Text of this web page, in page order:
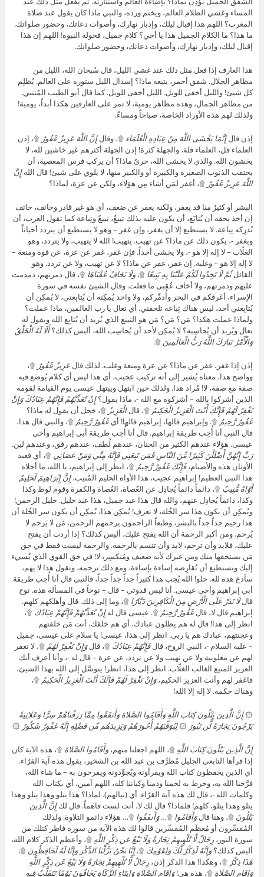
المساء وغشي الظلام العالم، ويختم ورده، والنبي ماذا كان يقول عند صلاة
المغرب؟ اللهم هذا إقبال ليلك، وإدبار نهارك، وأصوات دعاتك، وحضور صلواتك.
ما هذا؟ ما الكلام الجميل هذا يا أخي؟ كلام جميل، فحولة النبوة! اللهم إن هذا
إقبال ليلك، وإدبار نهارك، وأصوات دعاتك، وحضور صلواتك.
هذا العارف إذا فعل مثل ذلك عند غشي الليل، قال سُبحان الله، الليل من
مظاهر الجلال. شفق أحمر، يتبعه ماذا؟ إسدال الليل ستوره على العالم. يُظلِم
كل شيئ! والليل أخفى للويل. الليل أخفى للويل. كما قال أبو الطيب المُتنبي.
من مظاهر الجمال، وهذه مظاهر يومية، لا تمر على العارفين هكذا أبداً، يومية!
ولذلك لهم هذه الأوراد الخاصة، صباحاً ومساءً.
إذن قالإِنَّمَا يَخْشَى اللَّهَ مِنْ عِبَادِهِ الْعُلَمَاء ۩، وقالإِنَّ اللَّهَ عَزِيزٌ غَفُورٌ ۩، إذن
العلماء قل، العلماء قلة، والجهلة كثرة! إذن الجهلة أكثرهم غير خاشين لله، لا
يخشون الله. والذي لا يخشى الله، حريٌ ماذا؟ أن يركب فرس المعصية، أن
يحتقب الذنوب الصغيرة والكبيرة أو والكبير منها، لا يلوي على شيئ! قال اللهإِنَّ
اللَّهَ عَزِيزٌ غَفُورٌ ۩، أغفر لمَن أشاء مِن هؤلاء، ولكن عن عزة، لماذا؟
البشر أو كثيرٌ منا قد يغفر، ولكنه يغفر عن ضعف، أي هو غير قادر وخائف، خائف
إن أخذ بحقه أن يُتابَع، أن يكون عليه بذلك تبيعٌ، تبيعٌ وتِباعة كما تقول العرب، أن
تُدرِكه تِباعة. لا يستطيع إلا أن يغفر، وإن غفر – وهو لا يستطيع أن يتردد أحياناً
ويغفر -، يكون ذلك عن ماذا؟ عن تهيب. يتهيب! الله لا يتهيب، ولا يتردد، وهو
الغلّاب – لا إله إلا هو -، ولا يخشى أحداً. فإن غفر، غفر عن عزة، عن قوة ومنعة –
لا إله إلا هو – وغلبة. إن غفر، غفر عن ماذا؟ لا عن تهيب، ولا عن تردد. وهو
القائلثُمَّ لَا تَجِدُوا لَكُمْ عَلَيْنَا بِهِ تَبِيعًا ۩،وَلَا يَخَافُ عُقْبَاهَا ۩، قال دمرتهم، دمدمت
عليهم ودمرتهم، ولا أخاف عُقبى ما فعلت. وقال الشيئ نفسه في سورة
الإسراء، أغرقكم في البحر وأُدمِّركم، ولا واحد يُمكِنه أن يُتابِعني، لا يُمكِن أن
يُتابِعني أحد، ليس هناك تِباعة تلحقني. أي تعال يا رب العالمين، ماذا عملت؟
ولماذا عملت هكذا؟ مَن؟ مَن؟ مَن هو التبيع الذي يُريد أن يُتابِع الله ويقول له
تعال ويُريد أن يُحاسِبه؟ لا يُمكِن لأحد أن يُحاسِب الله، أليس كذلك؟أَلَا لَهُ الْخَلْقُ
وَالْأَمْرُ تَبَارَكَ اللَّهُ رَبُّ الْعَالَمِينَ ۩.
إذن إذا غفر، غفر عن ماذا؟ عن عزة ومنعة وغلب. لذلك قال عَزِيزٌ غَفُورٌ ۩،
وواضح هذا، معناه يُشير إلى أنه تركيب عجيب، أي هذا ليس أي كلام يُوضَع فيه
صفة مع صفة، لا! مُراد هذا. ولذلك حين ابتهل ويبتهل عيسى يوم القيامة لقومه
الذين أشركوا بالله – أشركوه مع الله -، ماذا يقول؟إِنْ تُعَذِّبْهُمْ فَإِنَّهُمْ عِبَادُكَ وَإِنْ
تَغْفِرْ لَهُمْ فَإِنَّكَ أَنْتَ الْعَزِيزُ الْحَكِيمُ ۩، قالالْعَزِيزُ ۩، خجل أن يقول له ماذا؟
غَفُورٌ رَّحِيمٌ ۩. وإبراهيم قالها، إبراهيم قالها! أيغَفُورٌ رَّحِيمٌ ۩، والنبي قال هذا،
قال النبي أنا أُحِب طريقة إبراهيم. قال أنا أُحِب طريقة أبي إبراهيم وأخي
عيسى. هؤلاء عندهم الكثير من الحنان، عندهم لُطف، عندهم رفق، وعندهم لين.
رَبِّ إِنَّهُنَّ أَضْلَلْنَ كَثِيرًا مِّنَ النَّاسِ فَمَن تَبِعَنِي فَإِنَّهُ مِنِّي وَمَنْ عَصَانِي ۩، أي فعبد
الأوثان هذه والأصنام،فَإِنَّكَ غَفُورٌ رَّحِيمٌ ۩، انظر إلى إبراهيم، يا الله، ما أحلاه
هذا النبي العظيم! إبراهيم عجيب، هذا الأواه الحليم المُنيب،إِنَّ إِبْرَاهِيمَ لَحَلِيمٌ
أَوَّاهٌ مُّنِيبٌ ۩، دائماً دائماً يُجادِل عن العُصاة، العُصاة والكفرة وقوم لوط وكذا
وكذا، دائماً يُجادِل عنهم، والله قال هذا عبد جميل، هذا عبد خليل. خليل الرحمن!
ويُمكِن أن يكون هذا سر الخُلة، لا تعرف! يُمكِن هذا، يُمكِن أن يكون سر الخُلة أن
هذا رحيم جداً جداً بالبشر، وطبعاً الراحمون يرحمهم الرحمن، مَن لا يَرحم لا
يُرحم. ومن أكبر الرحمة أن الله يفتح عليك، أليس كذلك؟ إذا أردت أن يفتح
عليك، فلابد وأن ترحم، لابد وأن تتسم بالرحمة. والرحمة ليست فقط في حق
مَن يستحقها منك ومن غيرك لأنه ضعيف ومُنكسِر، لا! في حق القوي الذي يُسيء
إليك وتستطيع أن تُقارِضه إساءة بإساءة، ومع ذلك ترحمه، وتقول هذا لا يهم،
سأدع هذه لله. حلو! الله يُحِب هذا كثيراً جداً جداً جداً، فالنبي قال أنا أُحِب طريقة
أبي إبراهيم وأخي عيسى. أنا ليس قدوتي – قال – نوحاً في المسألة هذه. نوح
قاللَا تَذَرْ عَلَى الْأَرْضِ مِنَ الْكَافِرِينَ دَيَّارًا ۩، وما إلى ذلك. قال وأهلكهم كلهم.
إبراهيم قال لا، قالغَفُورٌ رَّحِيمٌ ۩. عيسى قال لهإِنْ تُعَذِّبْهُمْ فَإِنَّهُمْ عِبَادُكَ ۩،
انظر إلى هذا! قال له هم يظلون عبادك، أي هم خلقك، أنت مَن خلقتهم
وعجنتهم، عبادك هم يا ربي. انظر إلى هذا، عيسى! يا سلام على عيسى، جميل
– عليه السلام -، النبي الروح، قالفَإِنَّهُمْ عِبَادُكَ ۩، قالوَإِنْ تَغْفِرْ لَهُمْ ۩، لا تغفر
لهم عن مغلوبية ولا عن تهيب ولا عن تردد، عن عزة – قال له -، وأنا أعرف أنك
العزيز المنيع الغالب الغلّاب. انظر إلى هذا، انظر! يتوسَّل إلى الله بهذا الشيئ،
فاغفر لهم وأنت العزيز الحكيم،وَإِنْ تَغْفِرْ لَهُمْ فَإِنَّكَ أَنْتَ الْعَزِيزُ الْحَكِيمُ ۩،
وهناك حكمة. لا إله إلا الله!
۞إِنَّ الَّذِينَ يَتْلُونَ كِتَابَ اللَّهِ وَأَقَامُوا الصَّلاةَ وَأَنفَقُوا مِمَّا رَزَقْنَاهُمْ سِرًّا وَعَلانِيَةً
يَرْجُونَ تِجَارَةً لَّن تَبُورَ ۞لِيُوَفِّيَهُمْ أُجُورَهُمْ وَيَزِيدَهُم مِّن فَضْلِهِ إِنَّهُ غَفُورٌ شَكُورٌ ۞
إِنَّ الَّذِينَ يَتْلُونَ كِتَابَ اللَّهِ ۩، اللهم اجعلنا منهم،وَأَقَامُوا الصَّلاةَ ۩، هذه الآية كان
إذا قرأها التابعي الجليل مُطرِّف بن عبد الله بن الشخير، يقول هذه آية القرّاء.
أي الذين يحفظون كتاب الله ويقرأونه ويُجوِّدونه ويفرحون به – ما شاء الله،
فرَّحنا الله به، وخرط به لحمنا ودمنا وكياننا كله، اللهم آمين، أي بكتاب الله
وكلمات الله -، قال لك هذه آية القرّاء. أي (نيالهم). لماذا؟ هذا يتلو وهذا يتلو وهذا
يتلو وهذا يتلو، كلهم! فلماذا؟ قال لك لا، أنت لست فاهماً. قال لكإِنَّ الَّذِينَ
يَتْلُونَ ۩، وهنا قالوَأَقَامُوا ۩…وَأَنفَقُوا ۩… هؤلاء دائمو التلاوة. ولذلك
المُفسِّرون أو مُعظَم المُفسِّرين قالوا لك هذه الآية من سورة فاطر كتلك من
سورة النور، رِجَالٌ لَّا تُلْهِيهِمْ تِجَارَةٌ وَلَا بَيْعٌ عَن ذِكْرِ اللَّهِ ۩، وأعظم الذكر كلام الله،
أليس كذلك؟وَإِنَّهُ لَذِكْرٌ لَّكَ وَلِقَوْمِكَ ۩،إِنَّا نَحْنُ نَزَّلْنَا الذِّكْرَ وَإِنَّا لَهُ لَحَافِظُونَ ۩،
هَٰذَا ذِكْرٌ ۩، وهكذا! هذا الذكر إذن، رِجَالٌ لَّا تُلْهِيهِمْ تِجَارَةٌ وَلَا بَيْعٌ عَن ذِكْرِ اللَّهِ
وَإِقَامِ الصَّلَاةِ ۩، هذه هي!وَإِقَامِ الصَّلَاةِ وَإِيتَاءِ الزَّكَاةِ يَخَافُونَ يَوْمًا تَتَقَلَّبُ فِيهِ